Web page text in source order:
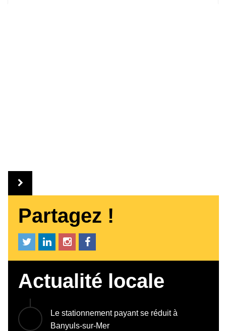
Partagez !
Actualité locale
Le stationnement payant se réduit à
Banyuls-sur-Mer